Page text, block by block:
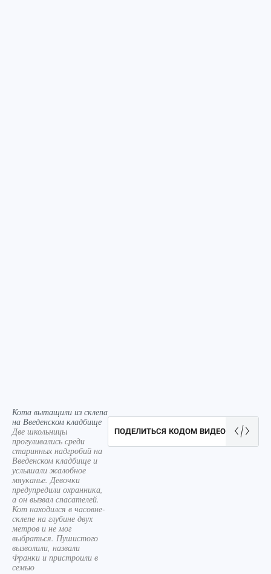
Кота вытащили из склепа
на Введенском кладбище
Две школьницы
прогуливались среди
старинных надгробий на
Введенском кладбище и
услышали жалобное
мяуканье. Девочки
предупредили охранника,
а он вызвал спасателей.
Кот находился в часовне-
склепе на глубине двух
метров и не мог
выбраться. Пушистого
вызволили, назвали
Франки и пристроили в
семью
ПОДЕЛИТЬСЯ КОДОМ ВИДЕО